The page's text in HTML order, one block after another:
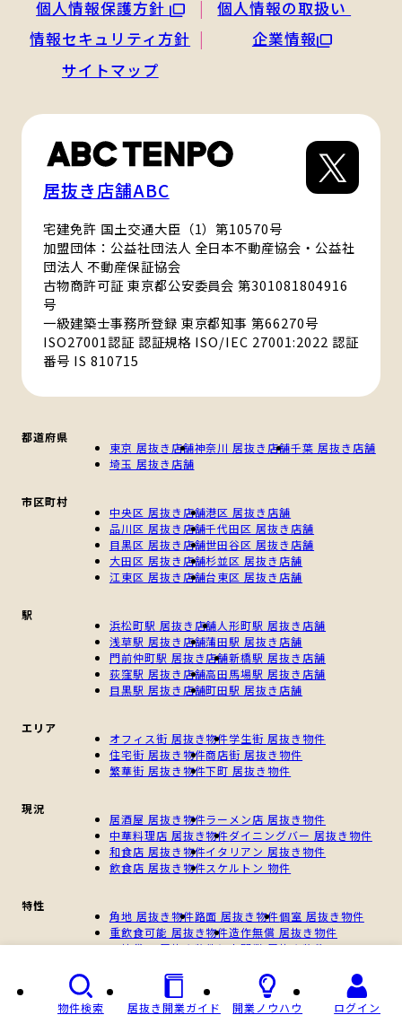
個人情報保護方針
個人情報の取扱い
情報セキュリティ方針
企業情報
サイトマップ
居抜き店舗ABC
宅建免許 国土交通大臣（1）第10570号
加盟団体：公益社団法人 全日本不動産協会・公益社
団法人 不動産保証協会
古物商許可証 東京都公安委員会 第301081804916
号
一級建築士事務所登録 東京都知事 第66270号
ISO27001認証 認証規格 ISO/IEC 27001:2022 認証
番号 IS 810715
都道府県
東京 居抜き店舗神奈川 居抜き店舗千葉 居抜き店舗
埼玉 居抜き店舗
市区町村
中央区 居抜き店舗港区 居抜き店舗
品川区 居抜き店舗千代田区 居抜き店舗
目黒区 居抜き店舗世田谷区 居抜き店舗
大田区 居抜き店舗杉並区 居抜き店舗
江東区 居抜き店舗台東区 居抜き店舗
駅
浜松町駅 居抜き店舗人形町駅 居抜き店舗
浅草駅 居抜き店舗蒲田駅 居抜き店舗
門前仲町駅 居抜き店舗新橋駅 居抜き店舗
荻窪駅 居抜き店舗高田馬場駅 居抜き店舗
目黒駅 居抜き店舗町田駅 居抜き店舗
エリア
オフィス街 居抜き物件学生街 居抜き物件
住宅街 居抜き物件商店街 居抜き物件
繁華街 居抜き物件下町 居抜き物件
現況
居酒屋 居抜き物件ラーメン店 居抜き物件
中華料理店 居抜き物件ダイニングバー 居抜き物件
和食店 居抜き物件イタリアン 居抜き物件
飲食店 居抜き物件スケルトン 物件
特性
角地 居抜き物件路面 居抜き物件個室 居抜き物件
重飲食可能 居抜き物件造作無償 居抜き物件
一棟貸し 居抜き物件個人開業 居抜き物件
物件検索 居抜き開業ガイド 開業ノウハウ ログイン